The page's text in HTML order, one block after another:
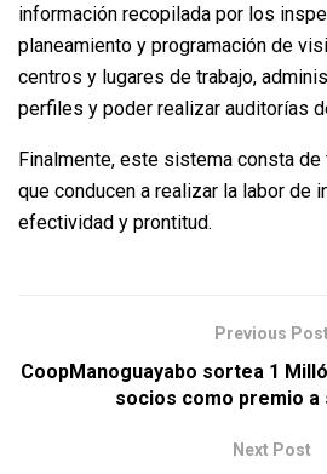
información recopilada por los
planeamiento y programación de
centros y lugares de trabajo,
perfiles y poder realizar auditorías
Finalmente, este sistema consta
que conducen a realizar la labor de
efectividad y prontitud.
Previous Post
CoopManoguayabo sortea 1
socios como premio a
Next Post